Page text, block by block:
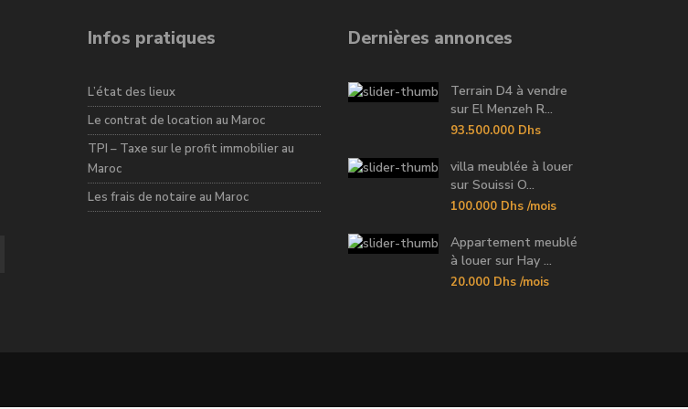
Infos pratiques
L’état des lieux
Le contrat de location au Maroc
TPI – Taxe sur le profit immobilier au
Maroc
Les frais de notaire au Maroc
Dernières annonces
Terrain D4 à vendre
sur El Menzeh R...
93.500.000 Dhs
villa meublée à louer
sur Souissi O...
100.000 Dhs /mois
Appartement meublé
à louer sur Hay ...
20.000 Dhs /mois